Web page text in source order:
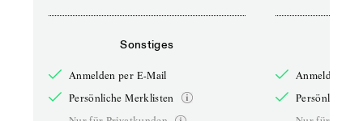
Sonstiges
Anmelden per E-Mail
Persönliche Merklisten
Anmelden
Persönliche